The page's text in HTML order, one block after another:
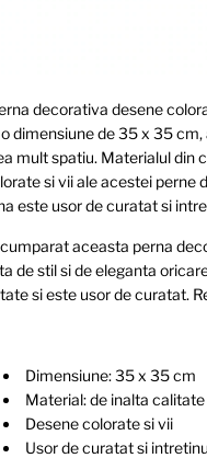
decorativa desene
o dimensiune de 35 x 35
mult spatiu. Materialul din
si vii ale acestei perne
este usor de curatat si
aceasta perna
de stil si de eleganta
si este usor de curatat.
Dimensiune: 35 x 35 cm
Material: de inalta calitate
Desene colorate si vii
Usor de curatat si